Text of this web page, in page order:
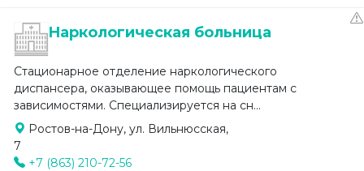
Наркологическая больница
Стационарное отделение наркологического
диспансера, оказывающее помощь пациентам с
зависимостями. Специализируется на сн...
Ростов-на-Дону, ул. Вильнюсская,
7
+7 (863) 210-72-56